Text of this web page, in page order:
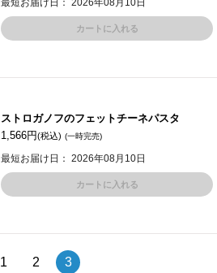
最短お届け日： 2026年08月10日
カートに入れる
ストロガノフのフェットチーネパスタ
1,566円(税込) (一時完売)
最短お届け日： 2026年08月10日
カートに入れる
1 2 3